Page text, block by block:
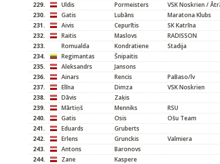
229.
Uldis Pormeisters
VSK Noskrien /
230.
Gatis Lubāns
Maratona Klubs
231.
Aivis Cepurītis
SK Katrīna
232.
Raitis Maslovs
RADISSON
233.
Romualda Kondratiene
Stadija
234.
Regimantas
Šnipaitis
235.
Aleksandrs
Jansons
236.
Ainars Rencis
PaBaso/lv
237.
Elīna Dimza
VSK Noskrien
238.
Dāvis
Zaķis
239.
Mārtiņš Menniks
RSU
240.
Gatis Osis
Ošu Team
241.
Eduards
Gruberts
242.
Erlens Grunckis
Valmiera
243.
Antons
Baronovs
244.
Zane
Kaspere